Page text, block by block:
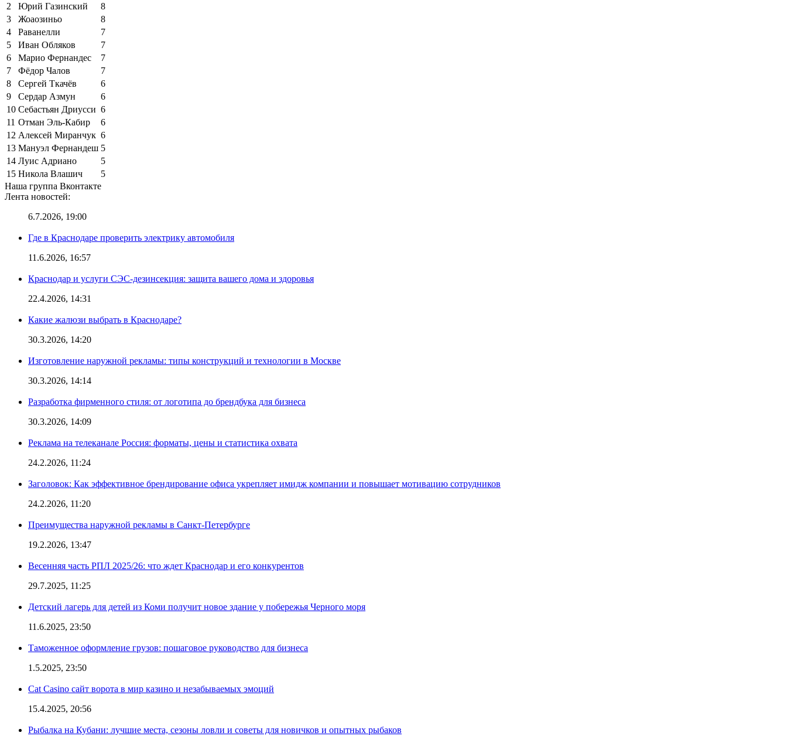
2
Юрий Газинский
8
3
Жоаозиньо
8
4
Раванелли
7
5
Иван Обляков
7
6
Марио Фернандес
7
7
Фёдор Чалов
7
8
Сергей Ткачёв
6
9
Сердар Азмун
6
10 Себастьян Дриусси 6
11 Отман Эль-Кабир
6
12 Алексей Миранчук 6
13 Мануэл Фернандеш 5
14 Луис Адриано
5
15 Никола Влашич
5
Наша группа Вконтакте
Лента новостей:
6.7.2026, 19:00
Где в Краснодаре проверить электрику автомобиля
11.6.2026, 16:57
Краснодар и услуги СЭС-дезинсекция: защита вашего дома и здоровья
22.4.2026, 14:31
Какие жалюзи выбрать в Краснодаре?
30.3.2026, 14:20
Изготовление наружной рекламы: типы конструкций и технологии в Москве
30.3.2026, 14:14
Разработка фирменного стиля: от логотипа до брендбука для бизнеса
30.3.2026, 14:09
Реклама на телеканале Россия: форматы, цены и статистика охвата
24.2.2026, 11:24
Заголовок: Как эффективное брендирование офиса укрепляет имидж компании и повышает мотивацию сотрудников
24.2.2026, 11:20
Преимущества наружной рекламы в Санкт-Петербурге
19.2.2026, 13:47
Весенняя часть РПЛ 2025/26: что ждет Краснодар и его конкурентов
29.7.2025, 11:25
Детский лагерь для детей из Коми получит новое здание у побережья Черного моря
11.6.2025, 23:50
Таможенное оформление грузов: пошаговое руководство для бизнеса
1.5.2025, 23:50
Cat Casino сайт ворота в мир казино и незабываемых эмоций
15.4.2025, 20:56
Рыбалка на Кубани: лучшие места, сезоны ловли и советы для новичков и опытных рыбаков